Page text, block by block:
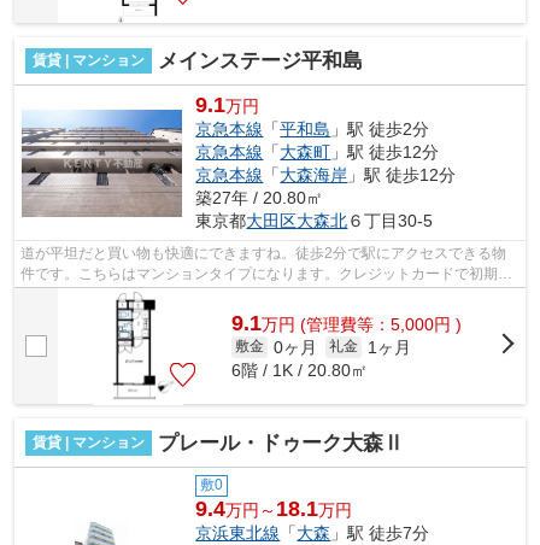
賃貸 | マンション メインステージ平和島
9.1万円
京急本線 「平和島 」駅 徒歩2分
京急本線 「大森町 」駅 徒歩12分
京急本線 「大森海岸 」駅 徒歩12分
築27年 / 20.80㎡
東京都大田区大森北６丁目30-5
道が平坦だと買い物も快適にできますね。徒歩2分で駅にアクセスできる物
件です。こちらはマンションタイプになります。クレジットカードで初期費
用がお支払いいただけるので、決済の手...
9.1万円 (管理費等：5,000円 )
敷金 0ヶ月 礼金
1ヶ月
6階 / 1K / 20.80㎡
賃貸 | マンション プレール・ドゥーク大森Ⅱ
敷0
9.4万円～ 18.1万円
京浜東北線 「大森 」駅 徒歩7分